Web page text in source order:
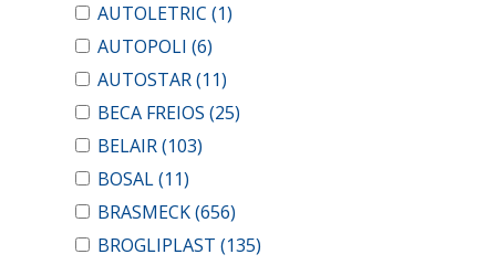
AUTOLETRIC (1)
AUTOPOLI (6)
AUTOSTAR(11)
BECA FREIOS (25)
BELAIR(103)
BOSAL(11)
BRASMECK(656)
BROGLIPLAST (135)